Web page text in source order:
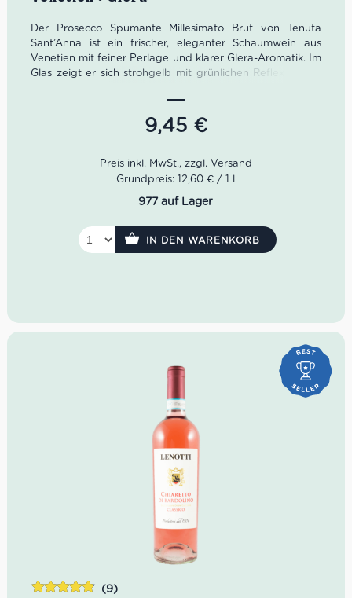
Der Prosecco Spumante Millesimato Brut von Tenuta
Sant’Anna ist ein frischer, eleganter Schaumwein aus
Venetien mit feiner Perlage und klarer Glera-Aromatik. Im
Glas zeigt er sich strohgelb mit grünlichen Reflexen und
floralen Noten. Ein lebendiger italienischer Prosecco Brut
– perfekt als Aperitif, zu Antipasti, Fischgerichten, Risotto
und allen Momenten, die ein bisschen mehr Glanz
Farbe: Strohgelb mit grünlichen Reflexen
Geschmack: frisch, fruchtig, lebhaft perlend, elegant
Idealer Versandkarton: 21 Flaschen
9,45 €
Grundpreis: 12,60 € / 1 l
977 auf Lager
IN DEN WARENKORB
(9)